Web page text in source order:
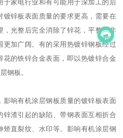
于家电行业和有可能用于深加工的后
镀锌板表面质量的要求更高，需要在
，光整后完全消除了锌花，平整度非
更加广阔。有的采用热镀锌钢板经过
花的铁锌合金表面，即以热镀锌合金
钢板。
影响有机涂层钢板质量的镀锌板表面
锌渣引起的缺陷、带钢表面互相折合
矫直裂纹、水印等。影响有机涂层钢